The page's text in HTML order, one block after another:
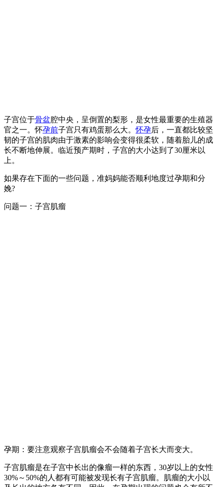
子宫位于骨盆腔中央，呈倒置的梨形，是女性最重要的生殖器
官之一。怀孕前子宫只有鸡蛋那么大。怀孕后，一直都比较坚
韧的子宫的肌肉由于激素的影响会变得很柔软，随着胎儿的成
长不断地伸展。临近预产期时，子宫的大小达到了30厘米以
上。
如果存在下面的一些问题，准妈妈能否顺利地度过孕期和分
娩?
问题一：子宫肌瘤
孕期：要注意观察子宫肌瘤会不会随着子宫长大而变大。
子宫肌瘤是在子宫中长出的像瘤一样的东西，30岁以上的女性
30%～50%的人都有可能被发现长有子宫肌瘤。肌瘤的大小以